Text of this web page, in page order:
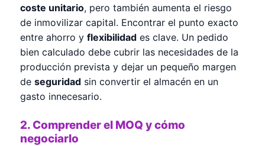
coste unitario, pero también aumenta el riesgo
de inmovilizar capital. Encontrar el punto exacto
entre ahorro y flexibilidad es clave. Un pedido
bien calculado debe cubrir las necesidades de la
producción prevista y dejar un pequeño margen
de seguridad sin convertir el almacén en un
gasto innecesario.
2. Comprender el MOQ y cómo
negociarlo